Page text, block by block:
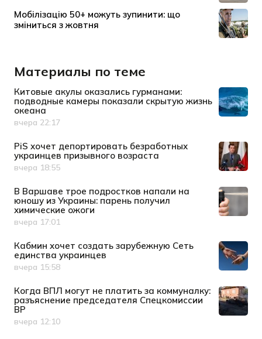
Материалы по теме
Китовые акулы оказались гурманами:
подводные камеры показали скрытую жизнь
океана
Дата публикации
вчера 22:17
PiS хочет депортировать безработных
украинцев призывного возраста
Дата публикации
вчера 18:55
В Варшаве трое подростков напали на
юношу из Украины: парень получил
химические ожоги
Дата публикации
вчера 17:01
Кабмин хочет создать зарубежную Сеть
единства украинцев
Дата публикации
вчера 15:58
Когда ВПЛ могут не платить за коммуналку:
разъяснение председателя Спецкомиссии
ВР
Дата публикации
вчера 12:10